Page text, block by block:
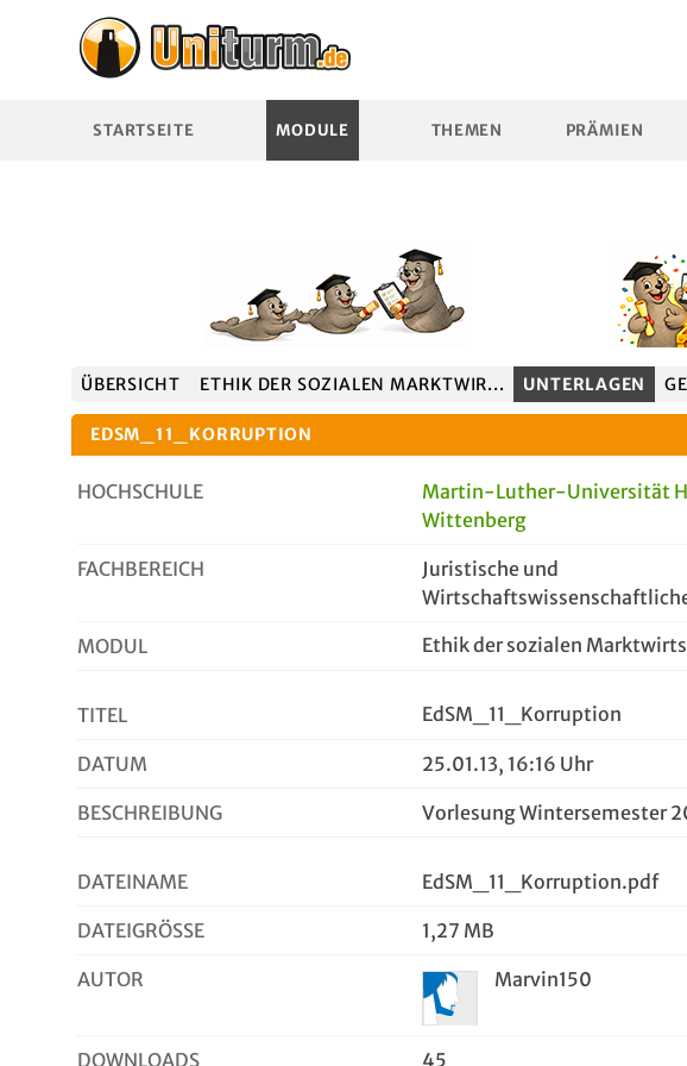
STARTSEITE MODULE THEMEN PRÄMIEN
ÜBERSICHT ETHIK DER SOZIALEN MARKTWIR... UNTERLAGEN
EDSM_11_KORRUPTION
HOCHSCHULE
Martin-Luther-Universität
Wittenberg
FACHBEREICH
Juristische und
MODUL Ethik der sozialen
TITEL EdSM_11_Korruption
DATUM 25.01.13, 16:16 Uhr
BESCHREIBUNG Vorlesung Wintersemester
DATEINAME EdSM_11_Korruption.pdf
DATEIGRÖSSE 1,27 MB
AUTOR Marvin150
DOWNLOADS 45